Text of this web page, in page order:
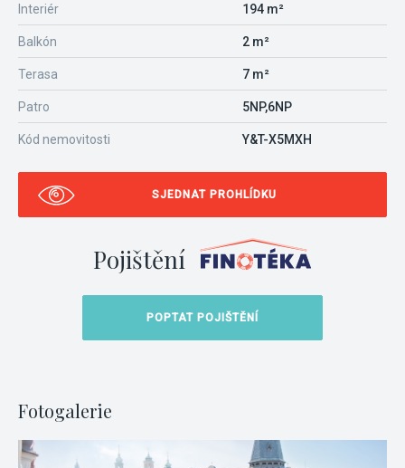
Interiér 194 m²
Balkón 2 m²
Terasa 7 m²
Patro 5NP,6NP
Kód nemovitosti Y&T-X5MXH
SJEDNAT PROHLÍDKU
Pojištění
POPTAT POJIŠTĚNÍ
Fotogalerie